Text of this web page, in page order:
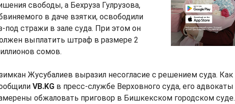
свободы, а Бехруза Гулрузова,
в даче взятки, освободили
под стражи в зале суда. При этом он
выплатить штраф в размере 2
сомов.
Жусубалиев выразил несогласие с решением суда. Как
VB.KG в пресс-службе Верховного суда, его адвокаты
обжаловать приговор в Бишкекском городском суде.